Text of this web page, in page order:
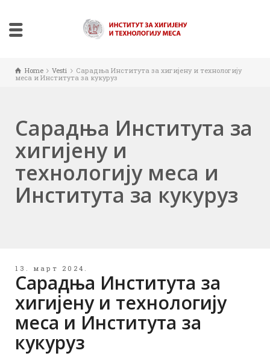
Home Vesti
Сарадња Института за хигијену и технологију
меса и Института за кукуруз
Сарадња Института за
хигијену и
технологију меса и
Института за кукуруз
13. март 2024.
Сарадња Института за
хигијену и технологију
меса и Института за
кукуруз